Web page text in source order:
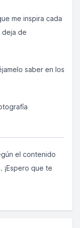
me inspira cada
deja de
saber en los
el contenido
¡Espero que te